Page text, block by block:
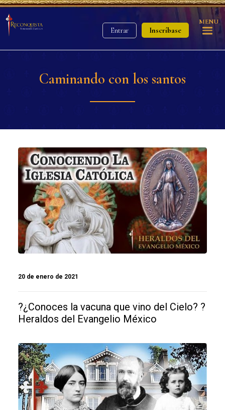
Entrar Inscríbase
MENU
Caminando con los santos
20 de enero de 2021
?¿Conoces la vacuna que vino del Cielo? ?
Heraldos del Evangelio México